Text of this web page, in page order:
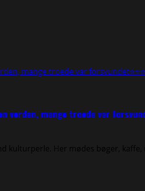
mange troede var
mange troede var
kulturperle. Her mødes bøger, kaffe,